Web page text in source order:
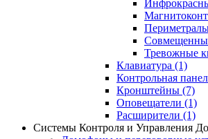
Тревожные
Клавиатура (1)
Контрольная
Кронштейны (7)
Оповещатели (1)
Расширители (1)
Системы Контроля и Управления